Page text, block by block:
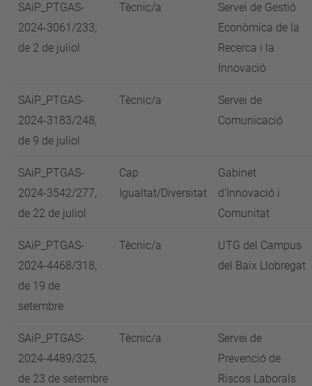
SAiP_PTGAS-
2024-3061/233,
de 2 de juliol
Tècnic/a
Servei de Gestió
Econòmica de la
Recerca i la
Innovació
SAiP_PTGAS-
2024-3183/248,
de 9 de juliol
Tècnic/a
Servei de
Comunicació
SAiP_PTGAS-
2024-3542/277,
de 22 de juliol
Cap
Igualtat/Diversitat
Gabinet
d'Innovació i
Comunitat
SAiP_PTGAS-
2024-4468/318,
de 19 de
setembre
Tècnic/a
UTG del Campus
del Baix Llobregat
SAiP_PTGAS-
2024-4489/325,
de 23 de setembre
Tècnic/a
Servei de
Prevenció de
Riscos Laborals